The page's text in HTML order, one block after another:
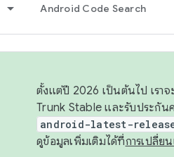
Android Code Search
ตั้งแต่ปี 2026 เป็นต้นไป เรา
Trunk Stable และรับประกัน
android-latest-
ดูข้อมูลเพิ่มเติมได้ที่การเปลี่ย